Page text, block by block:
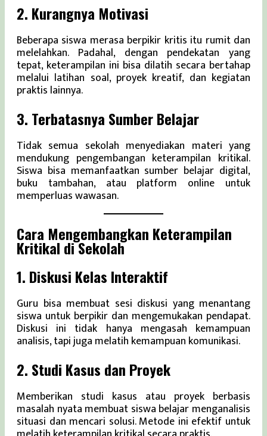
2. Kurangnya Motivasi
Beberapa siswa merasa berpikir kritis itu rumit dan
melelahkan. Padahal, dengan pendekatan yang
tepat, keterampilan ini bisa dilatih secara bertahap
melalui latihan soal, proyek kreatif, dan kegiatan
praktis lainnya.
3. Terbatasnya Sumber Belajar
Tidak semua sekolah menyediakan materi yang
mendukung pengembangan keterampilan kritikal.
Siswa bisa memanfaatkan sumber belajar digital,
buku tambahan, atau platform online untuk
memperluas wawasan.
Cara Mengembangkan Keterampilan
Kritikal di Sekolah
1. Diskusi Kelas Interaktif
Guru bisa membuat sesi diskusi yang menantang
siswa untuk berpikir dan mengemukakan pendapat.
Diskusi ini tidak hanya mengasah kemampuan
analisis, tapi juga melatih kemampuan komunikasi.
2. Studi Kasus dan Proyek
Memberikan studi kasus atau proyek berbasis
masalah nyata membuat siswa belajar menganalisis
situasi dan mencari solusi. Metode ini efektif untuk